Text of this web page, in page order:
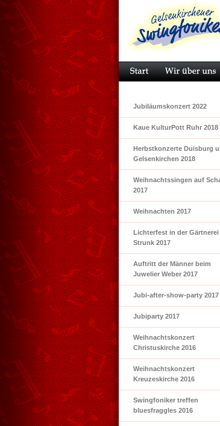
Jubiläumskonzert 2022
Kaue KulturPott Ruhr 2018
Herbstkonzerte Duisburg
Gelsenkirchen 2018
Weihnachtssingen auf
2017
Weihnachten 2017
Lichterfest in der Gärtnerei
Strunk 2017
Auftritt der Männer beim
Juwelier Weber 2017
Jubi-after-show-party 2017
Jubiparty 2017
Weihnachtskonzert
Christuskirche 2016
Weihnachtskonzert
Kreuzeskirche 2016
Swingfoniker treffen
bluesfraggles 2016